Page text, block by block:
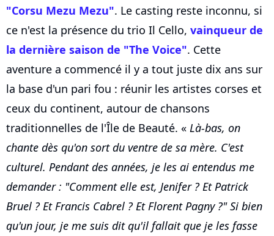
"Corsu Mezu Mezu". Le casting reste inconnu, si
ce n'est la présence du trio Il Cello, vainqueur de
la dernière saison de "The Voice". Cette
aventure a commencé il y a tout juste dix ans sur
la base d'un pari fou : réunir les artistes corses et
ceux du continent, autour de chansons
traditionnelles de l'Île de Beauté. « Là-bas, on
chante dès qu'on sort du ventre de sa mère. C'est
culturel. Pendant des années, je les ai entendus me
demander : "Comment elle est, Jenifer ? Et Patrick
Bruel ? Et Francis Cabrel ? Et Florent Pagny ?" Si bien
qu'un jour, je me suis dit qu'il fallait que je les fasse